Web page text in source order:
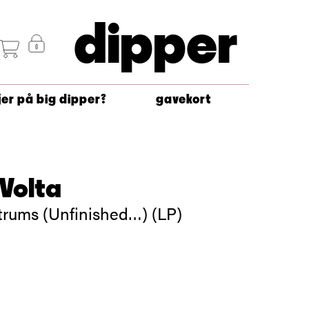
dipper
på big dipper? gavekort
(Unfinished…) (LP)